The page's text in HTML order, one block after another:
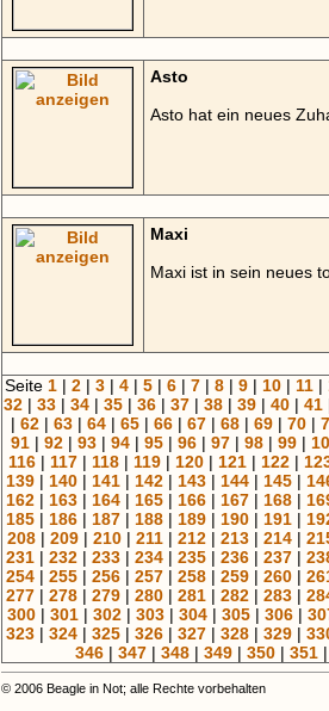
Asto
Asto hat ein neues
Maxi
Maxi ist in sein neues
Seite 1| 2| 3| 4| 5| 6| 7| 8| 9| 10| 11|
32 | 33 | 34 | 35 | 36 | 37 | 38 | 39 | 40 | 41
| 62 | 63 | 64 | 65 | 66 | 67 | 68 | 69 | 70 |
91| 92| 93| 94| 95| 96| 97| 98| 99|
116 | 117 | 118 | 119 | 120 | 121 | 122 |
139 | 140 | 141 | 142 | 143 | 144 | 145 |
162 | 163 | 164 | 165 | 166 | 167 | 168 |
185 | 186 | 187 | 188 | 189 | 190 | 191 |
208| 209| 210| 211| 212| 213| 214|
231 | 232 | 233 | 234 | 235 | 236 | 237 |
254 | 255 | 256 | 257 | 258 | 259 | 260 |
277 | 278 | 279 | 280 | 281 | 282 | 283 |
300| 301| 302| 303| 304| 305| 306|
323 | 324 | 325 | 326 | 327 | 328 | 329 |
346 | 347 | 348 | 349 | 350 | 351 |
© 2006 Beagle in Not; alle Rechte vorbehalten